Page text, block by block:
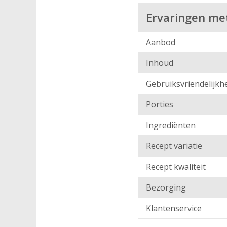
Ervaringen
Aanbod
Inhoud
Porties
Ingrediënten
Recept variatie
Recept kwaliteit
Bezorging
Klantenservice